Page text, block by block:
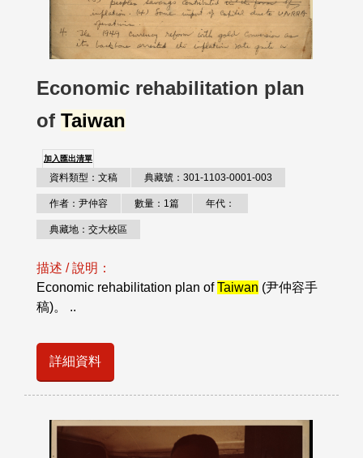
Economic rehabilitation plan
of Taiwan
加入匯出清單
資料類型：文稿 典藏號：301-1103-0001-003
作者：尹仲容 數量：1篇 年代：
典藏地：交大校區
描述 / 說明：
Economic rehabilitation plan ofTaiwan (尹仲容手
稿)。 ..
詳細資料